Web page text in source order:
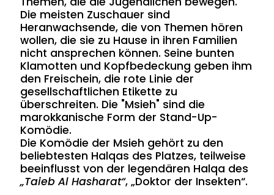
Die meisten Zuschauer sind
Heranwachsende, die von Themen hören
wollen, die sie zu Hause in ihren Familien
nicht ansprechen können. Seine bunten
Klamotten und Kopfbedeckung geben ihm
den Freischein, die rote Linie der
gesellschaftlichen Etikette zu
überschreiten. Die "Msieh" sind die
marokkanische Form der Stand-Up-
Komödie.
Die Komödie der Msieh gehört zu den
beliebtesten Halqas des Platzes, teilweise
beeinflusst von der legendären Halqa des
„Taieb Al Hasharat“, „Doktor der Insekten“.